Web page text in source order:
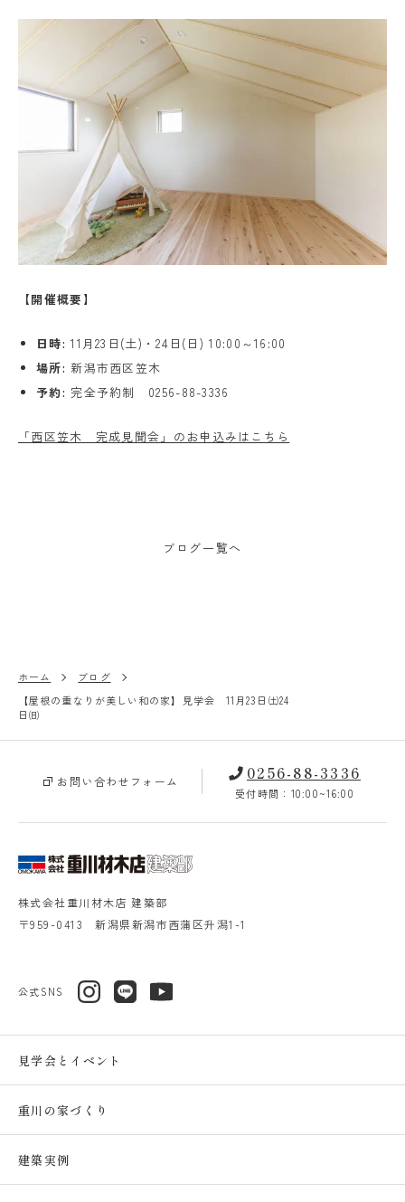
【開催概要】
日時: 11月23日(土)・24日(日) 10:00～16:00
場所: 新潟市西区笠木
予約: 完全予約制 0256-88-3336
「西区笠木 完成見聞会」のお申込みはこちら
ブログ一覧へ
ホーム
ブログ
【屋根の重なりが美しい和の家】見学会 11月23日㈯24
日㈰
見学会とイベント
重川の家づくり
建築実例
公式SNS
株式会社重川材木店 建築部
〒959-0413 新潟県新潟市西蒲区升潟1-1
お問い合わせフォーム 0256-88-3336
受付時間：10:00~16:00